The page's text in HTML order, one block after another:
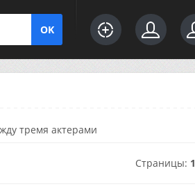
тремя актерами
Страницы: 1